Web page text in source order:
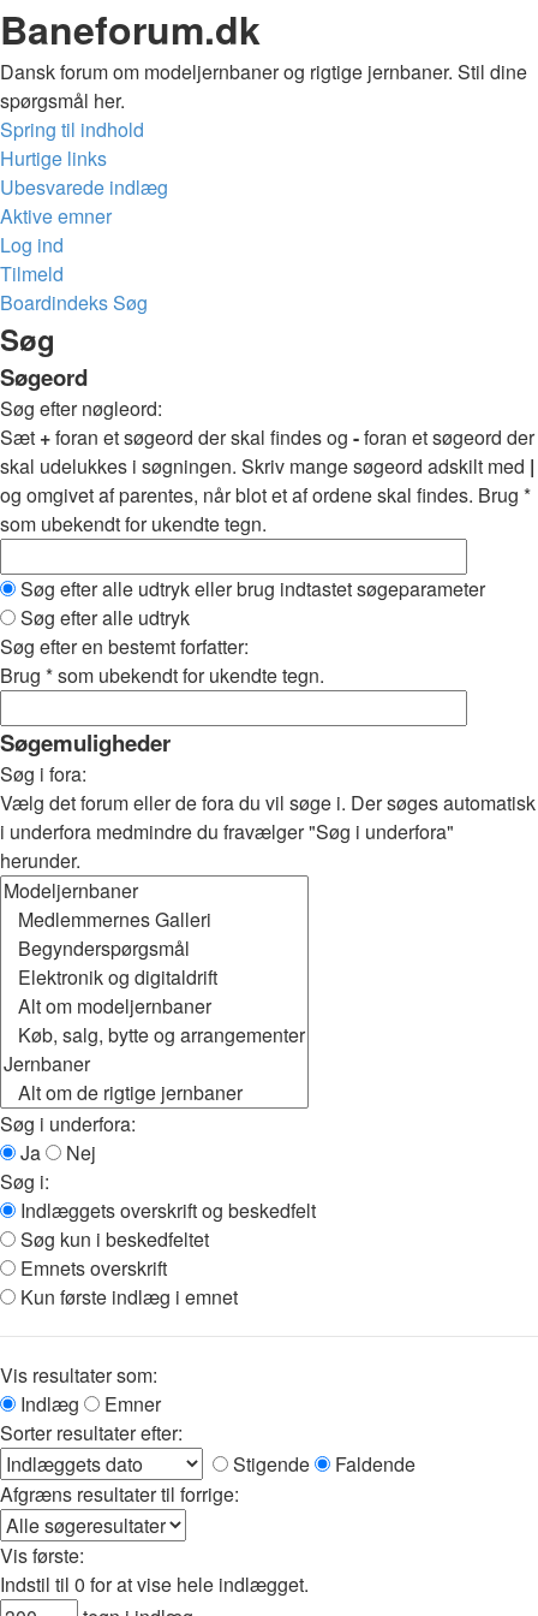
Baneforum.dk
Dansk forum om modeljernbaner og rigtige jernbaner. Stil dine
spørgsmål her.
Spring til indhold
Hurtige links
Ubesvarede indlæg
Aktive emner
Log ind
Tilmeld
BoardindeksSøg
Søg
Søgeord
Søg efter nøgleord:
Sæt +foran et søgeord der skal findes og -foran et søgeord der
skal udelukkes i søgningen. Skriv mange søgeord adskilt med |
og omgivet af parentes, når blot et af ordene skal findes. Brug *
som ubekendt for ukendte tegn.
Søg efter alle udtryk eller brug indtastet søgeparameter
Søg efter alle udtryk
Søg efter en bestemt forfatter:
Brug * som ubekendt for ukendte tegn.
Søgemuligheder
Søg i fora:
Vælg det forum eller de fora du vil søge i. Der søges automatisk
i underfora medmindre du fravælger "Søg i underfora"
herunder.
Søg i underfora:
Ja
Nej
Søg i:
Indlæggets overskrift og beskedfelt
Søg kun i beskedfeltet
Emnets overskrift
Kun første indlæg i emnet
Vis resultater som:
Indlæg
Emner
Sorter resultater efter:
Stigende
Faldende
Afgræns resultater til forrige:
Vis første:
Indstil til 0 for at vise hele indlægget.